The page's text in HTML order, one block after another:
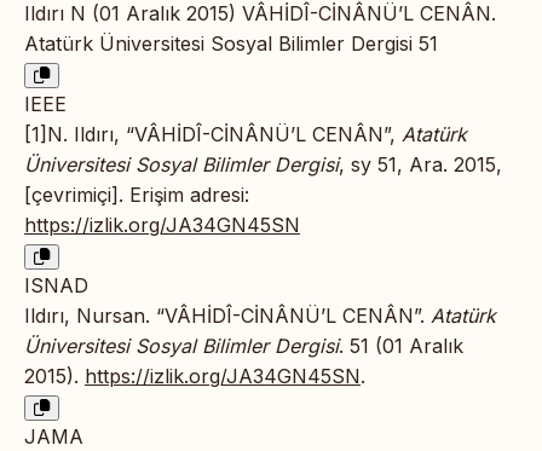
Ildırı N (01 Aralık 2015) VÂHİDÎ-CİNÂNÜ’L CENÂN.
Atatürk Üniversitesi Sosyal Bilimler Dergisi 51
IEEE
[1]N. Ildırı, “VÂHİDÎ-CİNÂNÜ’L CENÂN”, Atatürk
Üniversitesi Sosyal Bilimler Dergisi, sy 51, Ara. 2015,
[çevrimiçi]. Erişim adresi:
https://izlik.org/JA34GN45SN
ISNAD
Ildırı, Nursan. “VÂHİDÎ-CİNÂNÜ’L CENÂN”. Atatürk
Üniversitesi Sosyal Bilimler Dergisi. 51 (01 Aralık
2015). https://izlik.org/JA34GN45SN.
JAMA